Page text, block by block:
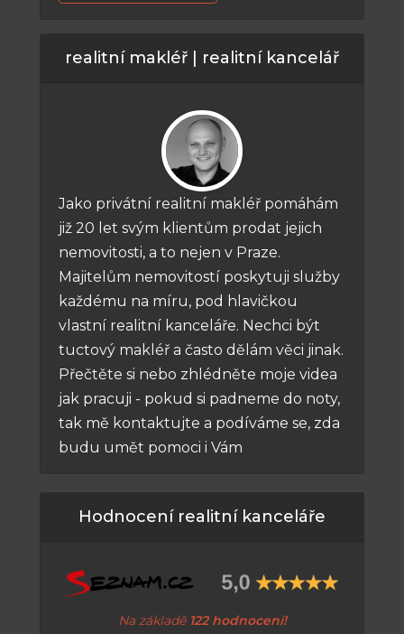
realitní makléř | realitní kancelář
Jako privátní realitní makléř pomáhám
již 20 let svým klientům prodat jejich
nemovitosti, a to nejen v Praze.
Majitelům nemovitostí poskytuji služby
každému na míru, pod hlavičkou
vlastní realitní kanceláře. Nechci být
tuctový makléř a často dělám věci jinak.
Přečtěte si nebo zhlédněte moje videa
jak pracuji - pokud si padneme do noty,
tak mě kontaktujte a podíváme se, zda
budu umět pomoci i Vám
Hodnocení realitní kanceláře
Na základě 122 hodnocení!